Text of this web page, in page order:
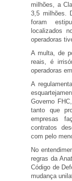
milhões, a
3,5 milhões.
foram
localizados
operadoras
A multa, de
reais, é
operadoras
A
Governo
tanto que
empresas
contratos
com pelo
No
regras da
Código de
mudança